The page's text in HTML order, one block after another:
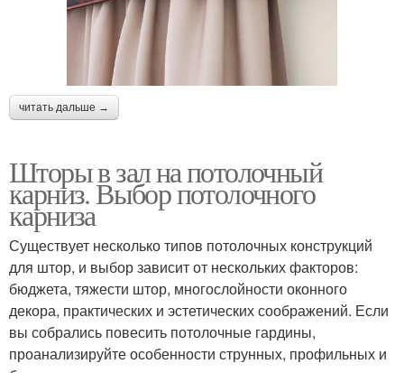
читать дальше →
Шторы в зал на потолочный
карниз. Выбор потолочного
карниза
Существует несколько типов потолочных конструкций
для штор, и выбор зависит от нескольких факторов:
бюджета, тяжести штор, многослойности оконного
декора, практических и эстетических соображений. Если
вы собрались повесить потолочные гардины,
проанализируйте особенности струнных, профильных и